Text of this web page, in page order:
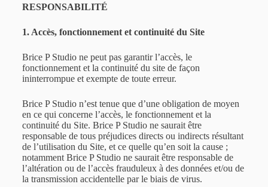
RESPONSABILITÉ
1. Accès, fonctionnement et continuité du Site
Brice P Studione peut pas garantir l’accès, le
fonctionnement et la continuité du site de façon
ininterrompue et exempte de toute erreur.
Brice P Studio n’est tenue que d’une obligation de moyen
en ce qui concerne l’accès, le fonctionnement et la
continuité du Site. Brice P Studio ne saurait être
responsable de tous préjudices directs ou indirects résultant
de l’utilisation du Site, et ce quelle qu’en soit la cause ;
notamment Brice P Studio ne saurait être responsable de
l’altération ou de l’accès frauduleux à des données et/ou de
la transmission accidentelle par le biais de virus.